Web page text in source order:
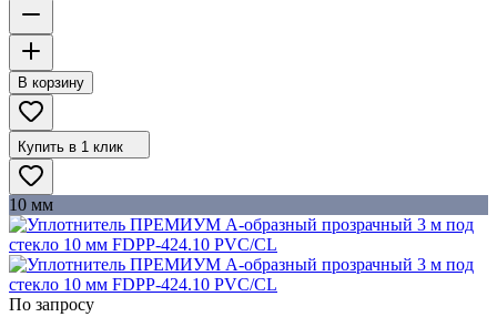
В корзину
Купить в 1 клик
10 мм
По запросу